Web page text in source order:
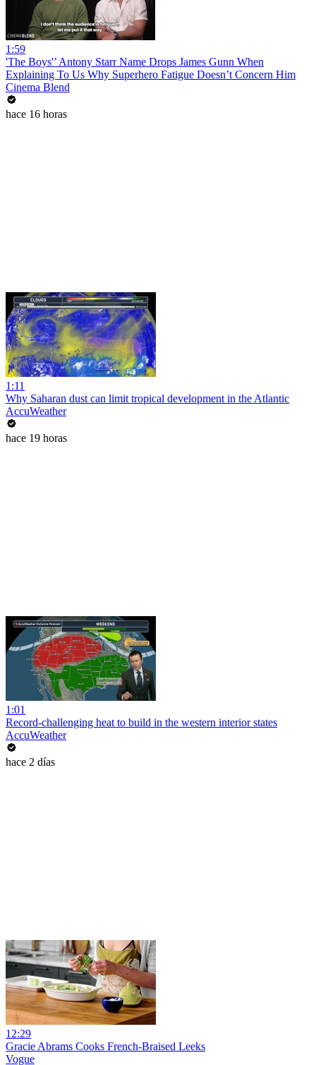
1:59
'The Boys'’ Antony Starr Name Drops James Gunn When
Explaining To Us Why Superhero Fatigue Doesn’t Concern Him
Cinema Blend
hace 16 horas
1:11
Why Saharan dust can limit tropical development in the Atlantic
AccuWeather
hace 19 horas
1:01
Record-challenging heat to build in the western interior states
AccuWeather
hace 2 días
12:29
Gracie Abrams Cooks French-Braised Leeks
Vogue